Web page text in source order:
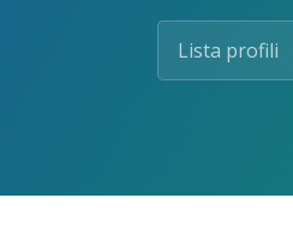
Lista profili